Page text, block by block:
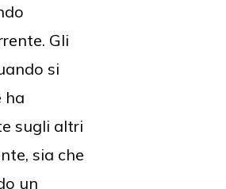
Gli
si
ha
sugli altri
sia che
un